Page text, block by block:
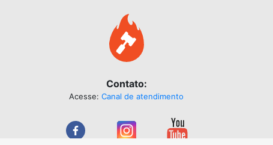
Contato:
Acesse: Canal de atendimento